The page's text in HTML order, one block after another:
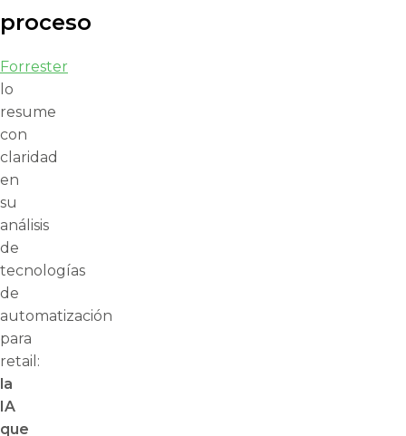
proceso
Forrester
lo
resume
con
claridad
en
su
análisis
de
tecnologías
de
automatización
para
retail:
la
IA
que